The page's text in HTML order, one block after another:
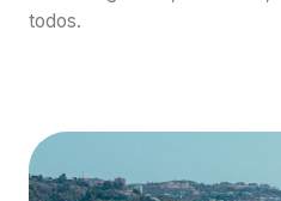
todos.